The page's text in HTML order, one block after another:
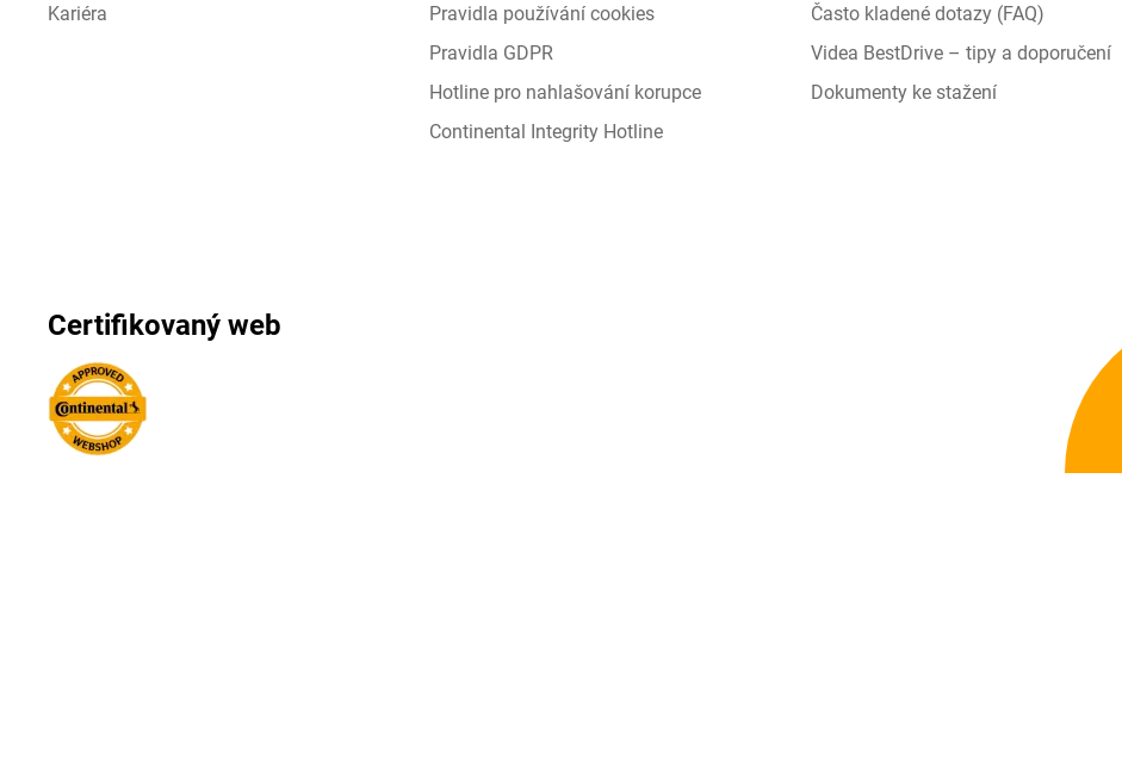
Kariéra
Pravidla používání cookies
Pravidla GDPR
Hotline pro nahlašování korupce
Continental Integrity Hotline
Často kladené dotazy (FAQ)
Videa BestDrive – tipy a doporučení
Dokumenty ke stažení
Certifikovaný web